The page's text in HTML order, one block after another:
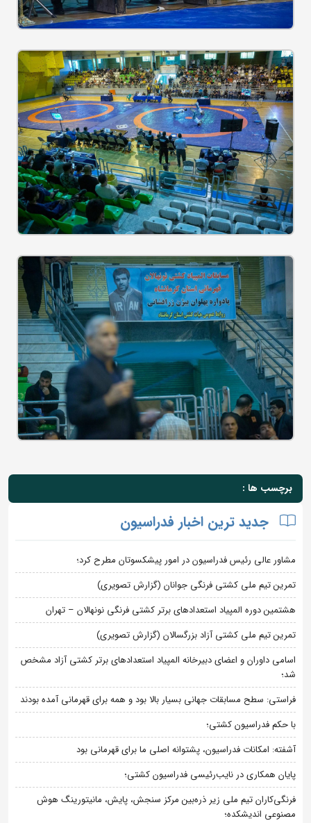
برچسب ها :
جدید ترین اخبار فدراسیون
مشاور عالی رئیس فدراسیون در امور پیشکسوتان مطرح کرد؛
تمرین تیم ملی کشتی فرنگی جوانان (گزارش تصویری)
هشتمین دوره المپیاد استعدادهای برتر کشتی فرنگی نونهالان – تهران
تمرین تیم ملی کشتی آزاد بزرگسالان (گزارش تصویری)
اسامی داوران و اعضای دبیرخانه المپیاد استعدادهای برتر کشتی آزاد مشخص
شد؛
فراستی: سطح مسابقات جهانی بسیار بالا بود و همه برای قهرمانی آمده بودند
با حکم فدراسیون کشتی؛
آشفته: امکانات فدراسیون، پشتوانه اصلی ما برای قهرمانی بود
پایان همکاری در نایب‌رئیسی فدراسیون کشتی؛
فرنگی‌کاران تیم ملی زیر ذره‌بین مرکز سنجش، پایش، مانیتورینگ هوش
مصنوعی اندیشکده؛